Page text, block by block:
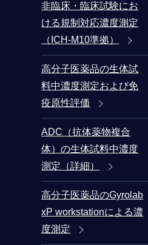
非臨床・臨床試験にお
ける規制対応濃度測定
（ICH-M10準拠）
高分子医薬品の生体試
料中濃度測定および免
疫原性評価
ADC（抗体薬物複合
体）の生体試料中濃度
測定（詳細）
高分子医薬品のGyrolab
xP workstationによる濃
度測定